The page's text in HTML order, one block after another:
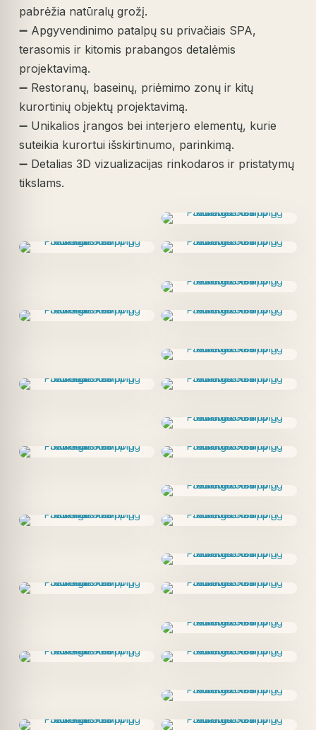
pabrėžia natūralų grožį.
➖ Apgyvendinimo patalpų su privačiais SPA,
terasomis ir kitomis prabangos detalėmis
projektavimą.
➖ Restoranų, baseinų, priėmimo zonų ir kitų
kurortinių objektų projektavimą.
➖ Unikalios įrangos bei interjero elementų, kurie
suteikia kurortui išskirtinumo, parinkimą.
➖ Detalias 3D vizualizacijas rinkodaros ir pristatymų
tikslams.